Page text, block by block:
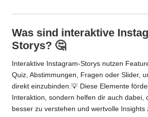
Was sind interaktive
Storys? 🤔
Interaktive Instagram-Storys nutzen
Quiz, Abstimmungen, Fragen oder Slider,
direkt einzubinden.💡 Diese Elemente
Interaktion, sondern helfen dir auch dabei,
besser zu verstehen und wertvolle Insights